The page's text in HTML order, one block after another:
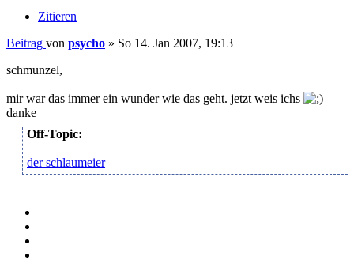
Zitieren
Beitrag von psycho » So 14. Jan 2007, 19:13
schmunzel,
mir war das immer ein wunder wie das geht. jetzt weis ichs
danke
Off-Topic:
der schlaumeier